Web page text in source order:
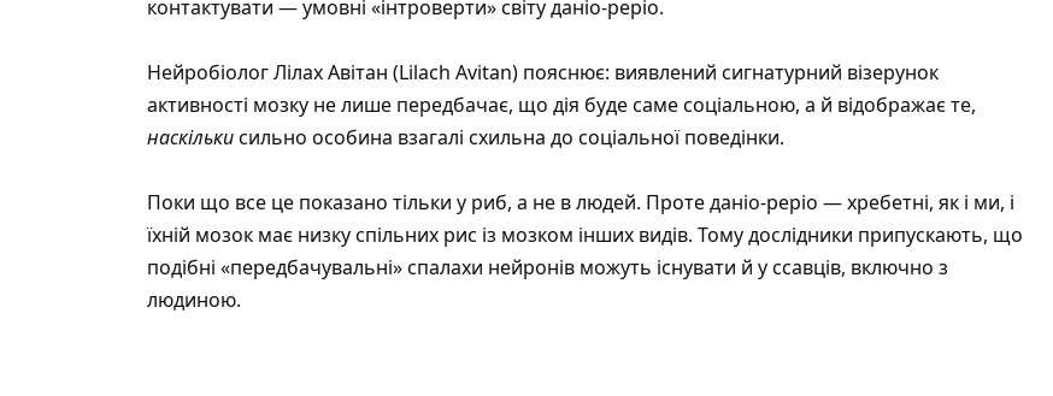
контактувати — умовні «інтроверти» світу даніо-реріо.
Нейробіолог Лілах Авітан (Lilach Avitan) пояснює: виявлений сигнатурний візерунок
активності мозку не лише передбачає, що дія буде саме соціальною, а й відображає те,
наскількисильно особина взагалі схильна до соціальної поведінки.
Поки що все це показано тільки у риб, а не в людей. Проте даніо-реріо — хребетні, як і ми, і
їхній мозок має низку спільних рис із мозком інших видів. Тому дослідники припускають, що
подібні «передбачувальні» спалахи нейронів можуть існувати й у ссавців, включно з
людиною.